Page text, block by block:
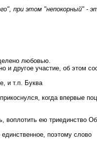
при этом "непокорный" -
любовью.
и другое участие, об этом
и т.п. Буква
когда впервые
воплотить ею триединство
поэтому слово